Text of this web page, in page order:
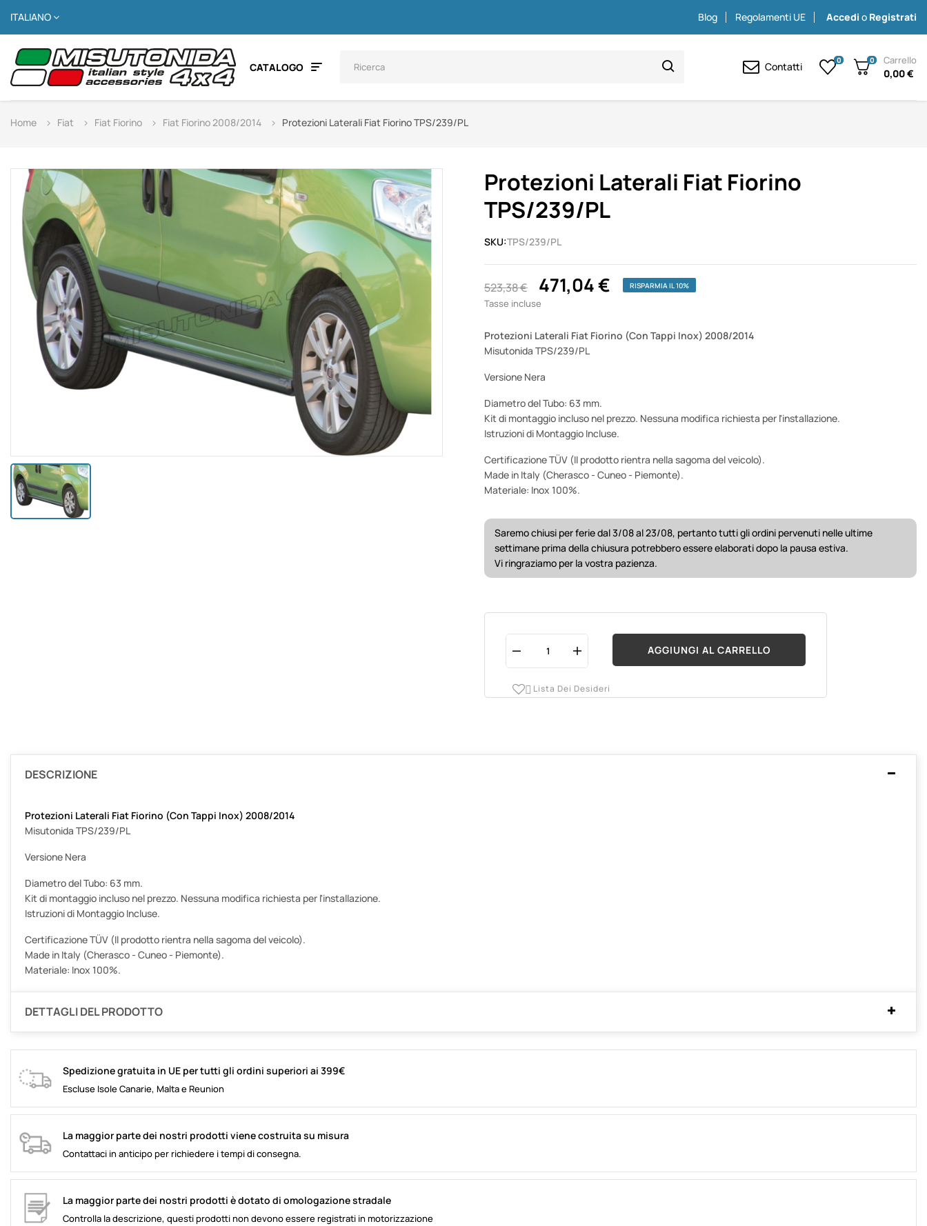
ITALIANO Blog Regolamenti UE Accedi o Registrati
CATALOGO Contatti 0 0 Carrello
0,00 €
Home Fiat Fiat Fiorino Fiat Fiorino 2008/2014 Protezioni Laterali Fiat Fiorino TPS/239/PL
Protezioni Laterali Fiat Fiorino
TPS/239/PL
SKU:TPS/239/PL
523,38 € 471,04 € RISPARMIA IL 10%
Tasse incluse
Protezioni Laterali Fiat Fiorino (Con Tappi Inox) 2008/2014
Misutonida TPS/239/PL
Versione Nera
Diametro del Tubo: 63 mm.
Kit di montaggio incluso nel prezzo. Nessuna modifica richiesta per l'installazione.
Istruzioni di Montaggio Incluse.
Certificazione TÜV (Il prodotto rientra nella sagoma del veicolo).
Made in Italy (Cherasco - Cuneo - Piemonte).
Materiale: Inox 100%.
Saremo chiusi per ferie dal 3/08 al 23/08, pertanto tutti gli ordini pervenuti nelle ultime
settimane prima della chiusura potrebbero essere elaborati dopo la pausa estiva.
Vi ringraziamo per la vostra pazienza.
AGGIUNGI AL CARRELLO
 Lista Dei Desideri
DESCRIZIONE
Protezioni Laterali Fiat Fiorino (Con Tappi Inox) 2008/2014
Misutonida TPS/239/PL
Versione Nera
Diametro del Tubo: 63 mm.
Kit di montaggio incluso nel prezzo. Nessuna modifica richiesta per l'installazione.
Istruzioni di Montaggio Incluse.
Certificazione TÜV (Il prodotto rientra nella sagoma del veicolo).
Made in Italy (Cherasco - Cuneo - Piemonte).
Materiale: Inox 100%.
DETTAGLI DEL PRODOTTO
Spedizione gratuita in UE per tutti gli ordini superiori ai 399€
Escluse Isole Canarie, Malta e Reunion
La maggior parte dei nostri prodotti viene costruita su misura
Contattaci in anticipo per richiedere i tempi di consegna.
La maggior parte dei nostri prodotti è dotato di omologazione stradale
Controlla la descrizione, questi prodotti non devono essere registrati in motorizzazione